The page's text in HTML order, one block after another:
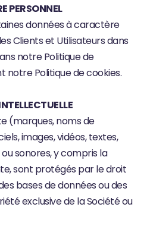
PERSONNEL
données à caractère
Clients et Utilisateurs dans
notre Politique de
notre Politique de cookies.
(marques, noms de
images, vidéos, textes,
sonores, y compris la
sont protégés par le droit
bases de données ou des
exclusive de la Société ou